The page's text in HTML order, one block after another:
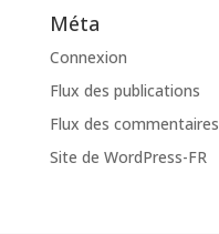
Méta
Connexion
Flux des publications
Flux des commentaires
Site de WordPress-FR